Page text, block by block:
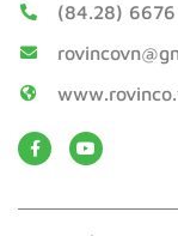
(84.28)